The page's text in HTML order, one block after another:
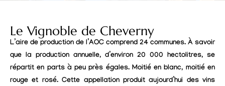
Le Vignoble de Cheverny
L’aire de production de l’AOC comprend 24 communes. À savoir
que la production annuelle, d’environ 20 000 hectolitres, se
répartit en parts à peu près égales. Moitié en blanc, moitié en
rouge et rosé. Cette appellation produit aujourd’hui des vins